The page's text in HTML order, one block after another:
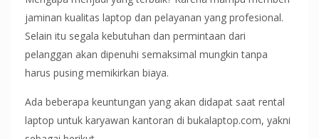
jaminan kualitas laptop dan pelayanan yang profesional.
Selain itu segala kebutuhan dan permintaan dari
pelanggan akan dipenuhi semaksimal mungkin tanpa
harus pusing memikirkan biaya.
Ada beberapa keuntungan yang akan didapat saat rental
laptop untuk karyawan kantoran di bukalaptop.com, yakni